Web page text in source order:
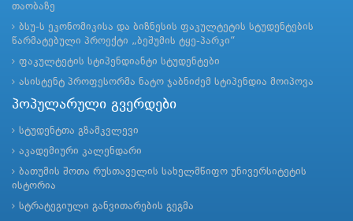
თაობაზე
ბსუ-ს ეკონომიკისა და ბიზნესის ფაკულტეტის სტუდენტების
წარმატებული პროექტი „ბეშუმის ტყე-პარკი“
ფაკულტეტის სტიპენდიანტი სტუდენტები
ასისტენტ პროფესორმა ნატო ჯაბნიძემ სტიპენდია მოიპოვა
პოპულარული გვერდები
სტუდენტთა გზამკვლევი
აკადემიური კალენდარი
ბათუმის შოთა რუსთაველის სახელმწიფო უნივერსიტეტის
ისტორია
სტრატეგიული განვითარების გეგმა